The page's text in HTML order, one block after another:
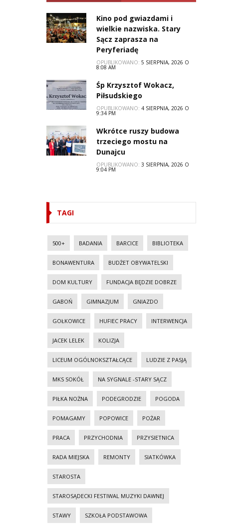
Kino pod gwiazdami i
wielkie nazwiska. Stary
Sącz zaprasza na
Peryferiadę
OPUBLIKOWANO: 5 SIERPNIA, 2026 O
8:08 AM
Śp Krzysztof Wokacz,
Piłsudskiego
OPUBLIKOWANO: 4 SIERPNIA, 2026 O
9:34 PM
Wkrótce ruszy budowa
trzeciego mostu na
Dunajcu
OPUBLIKOWANO: 3 SIERPNIA, 2026 O
9:04 PM
TAGI
500+ BADANIA BARCICE BIBLIOTEKA
BONAWENTURA BUDŻET OBYWATELSKI
DOM KULTURY FUNDACJA BĘDZIE DOBRZE
GABOŃ GIMNAZJUM GNIAZDO
GOŁKOWICE HUFIEC PRACY INTERWENCJA
JACEK LELEK KOLIZJA
LICEUM OGÓLNOKSZTAŁCĄCE LUDZIE Z PASJĄ
MKS SOKÓŁ NA SYGNALE -STARY SĄCZ
PIŁKA NOŻNA PODEGRODZIE POGODA
POMAGAMY POPOWICE POŻAR
PRACA PRZYCHODNIA PRZYSIETNICA
RADA MIEJSKA REMONTY SIATKÓWKA
STAROSTA
STAROSĄDECKI FESTIWAL MUZYKI DAWNEJ
STAWY SZKOŁA PODSTAWOWA